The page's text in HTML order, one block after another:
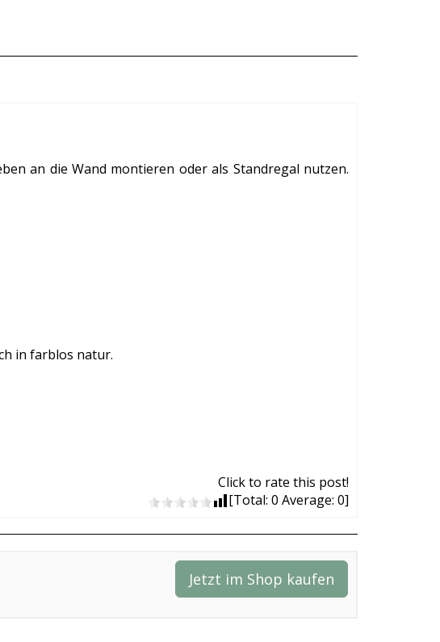
an die Wand montieren oder als Standregal nutzen.
in farblos natur.
Click to rate this post!
[Total: 0 Average: 0]
Jetzt im Shop kaufen